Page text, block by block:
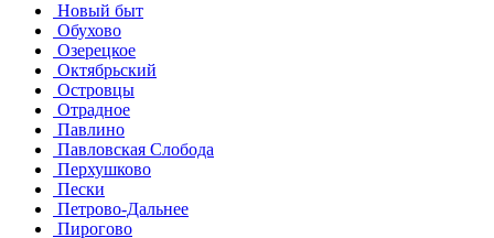
Новый быт
Обухово
Озерецкое
Октябрьский
Островцы
Отрадное
Павлино
Павловская Слобода
Перхушково
Пески
Петрово-Дальнее
Пирогово